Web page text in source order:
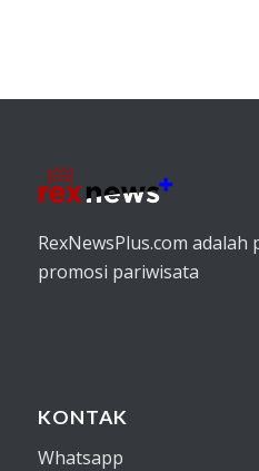
RexNewsPlus.com
promosi pariwisata
KONTAK
Whatsapp